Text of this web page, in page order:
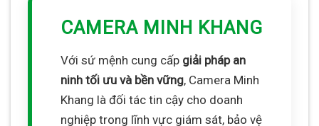
CAMERA MINH KHANG
Với sứ mệnh cung cấp giải pháp an
ninh tối ưu và bền vững, Camera Minh
Khang là đối tác tin cậy cho doanh
nghiệp trong lĩnh vực giám sát, bảo vệ